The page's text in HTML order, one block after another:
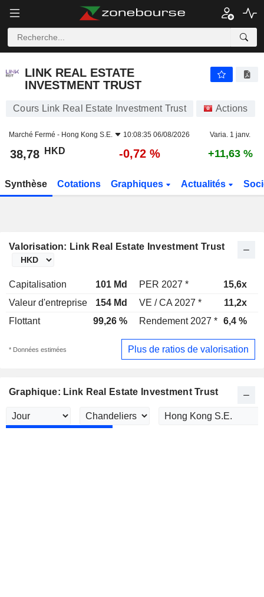
LINK REAL ESTATE
INVESTMENT TRUST
Cours Link Real Estate Investment Trust Actions
Marché Fermé - Hong Kong S.E. 10:08:35 06/08/2026 Varia. 1 janv.
38,78 HKD -0,72 % +11,63 %
Synthèse Cotations Graphiques Actualités
Valorisation: Link Real Estate Investment Trust
Capitalisation 101 Md PER 2027 * 15,6x
Valeur d'entreprise
154 Md VE / CA 2027 * 11,2x
Flottant
99,26 % Rendement 2027 * 6,4 %
* Données estimées Plus de ratios de valorisation
Graphique: Link Real Estate Investment Trust